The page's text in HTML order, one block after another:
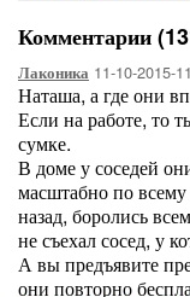
Комментарии
Лаконика 11-10-2015-
Наташа, а где они
Если на работе, то
сумке.
В доме у соседей
масштабно по
назад, боролись
не съехал сосед, у
А вы предъявите
они повторно